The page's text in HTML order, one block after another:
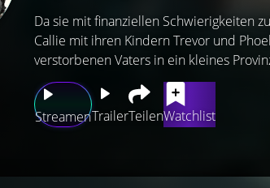
StreamenTrailerTeilenWatchlist
Da sie mit finanziellen Schwierigkeiten
Callie mit ihren Kindern Trevor und
verstorbenen Vaters in ein kleines